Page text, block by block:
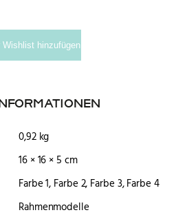
geschlossen und entzündet
Wishlist hinzufügen
0,92 kg
16 × 16 × 5 cm
Farbe 1, Farbe 2, Farbe 3, Farbe 4
Rahmenmodelle